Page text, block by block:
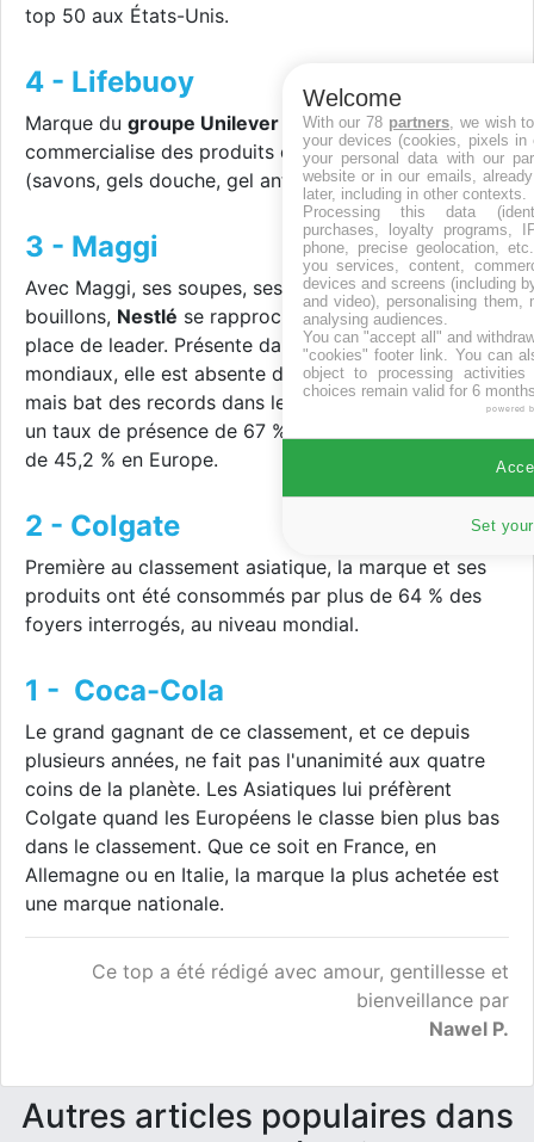
top 50 aux États-Unis.
4 - Lifebuoy
Marque du groupe Unilever créée en 1895, Lifebuoy
commercialise des produits d'hygiène et de santé
(savons, gels douche, gel antibactérien…).
3 - Maggi
Avec Maggi, ses soupes, ses plats cuisinés et ses
bouillons, Nestlé se rapproche un peu plus de la
place de leader. Présente dans 32,7 % des foyers
mondiaux, elle est absente du classement américain,
mais bat des records dans le reste du monde avec
un taux de présence de 67 % en Amérique latine et
de 45,2 % en Europe.
2 - Colgate
Première au classement asiatique, la marque et ses
produits ont été consommés par plus de 64 % des
foyers interrogés, au niveau mondial.
1 - Coca-Cola
Le grand gagnant de ce classement, et ce depuis
plusieurs années, ne fait pas l'unanimité aux quatre
coins de la planète. Les Asiatiques lui préfèrent
Colgate quand les Européens le classe bien plus bas
dans le classement. Que ce soit en France, en
Allemagne ou en Italie, la marque la plus achetée est
une marque nationale.
Ce top a été rédigé avec amour, gentillesse et
bienveillance par
Nawel P.
Autres articles populaires dans
Welcome
With our 78 partners, we wish
your devices (cookies, pixels
your personal data with our
website or in our emails,
later, including in other contexts.
Processing this data
purchases, loyalty programs,
phone, precise geolocation,
you services, content,
devices and screens (including
and video), personalising them,
analysing audiences.
You can "accept all" and
"cookies" footer link. You can
object to processing
choices remain valid for 6
powered
Set